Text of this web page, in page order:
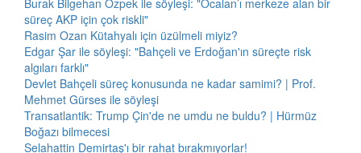
Burak Bilgehan Özpek ile söyleşi: "Öcalan’ı merkeze alan bir
süreç AKP için çok riskli"
Rasim Ozan Kütahyalı için üzülmeli miyiz?
Edgar Şar ile söyleşi: "Bahçeli ve Erdoğan'ın süreçte risk
algıları farklı"
Devlet Bahçeli süreç konusunda ne kadar samimi? | Prof.
Mehmet Gürses ile söyleşi
Transatlantik: Trump Çin'de ne umdu ne buldu? | Hürmüz
Boğazı bilmecesi
Selahattin Demirtaş'ı bir rahat bırakmıyorlar!